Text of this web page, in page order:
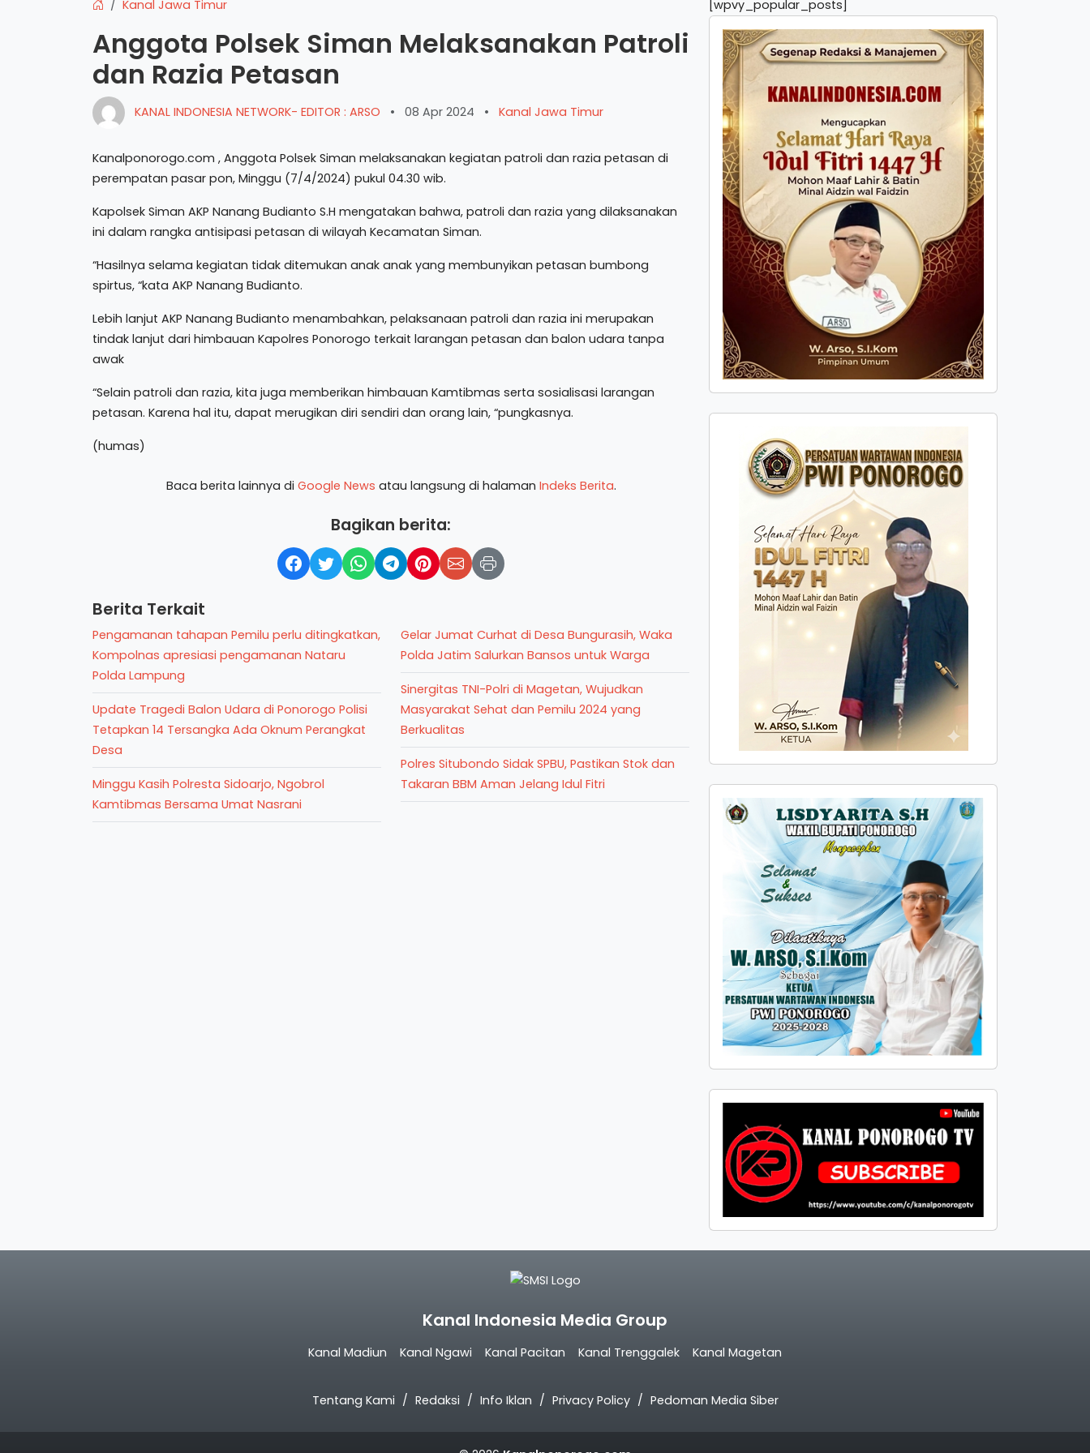
Kanal Jawa Timur
Anggota Polsek Siman Melaksanakan Patroli
dan Razia Petasan
KANAL INDONESIA NETWORK- EDITOR : ARSO • 08 Apr 2024 • Kanal Jawa Timur
Kanalponorogo.com , Anggota Polsek Siman melaksanakan kegiatan patroli dan razia petasan di
perempatan pasar pon, Minggu (7/4/2024) pukul 04.30 wib.
Kapolsek Siman AKP Nanang Budianto S.H mengatakan bahwa, patroli dan razia yang dilaksanakan
ini dalam rangka antisipasi petasan di wilayah Kecamatan Siman.
“Hasilnya selama kegiatan tidak ditemukan anak anak yang membunyikan petasan bumbong
spirtus, “kata AKP Nanang Budianto.
Lebih lanjut AKP Nanang Budianto menambahkan, pelaksanaan patroli dan razia ini merupakan
tindak lanjut dari himbauan Kapolres Ponorogo terkait larangan petasan dan balon udara tanpa
awak
“Selain patroli dan razia, kita juga memberikan himbauan Kamtibmas serta sosialisasi larangan
petasan. Karena hal itu, dapat merugikan diri sendiri dan orang lain, “pungkasnya.
(humas)
Baca berita lainnya di Google News atau langsung di halaman Indeks Berita.
Bagikan berita:
Berita Terkait
Pengamanan tahapan Pemilu perlu ditingkatkan,
Kompolnas apresiasi pengamanan Nataru
Polda Lampung
Update Tragedi Balon Udara di Ponorogo Polisi
Tetapkan 14 Tersangka Ada Oknum Perangkat
Desa
Minggu Kasih Polresta Sidoarjo, Ngobrol
Kamtibmas Bersama Umat Nasrani
Gelar Jumat Curhat di Desa Bungurasih, Waka
Polda Jatim Salurkan Bansos untuk Warga
Sinergitas TNI-Polri di Magetan, Wujudkan
Masyarakat Sehat dan Pemilu 2024 yang
Berkualitas
Polres Situbondo Sidak SPBU, Pastikan Stok dan
Takaran BBM Aman Jelang Idul Fitri
[wpvy_popular_posts]
Kanal Indonesia Media Group
Kanal Madiun Kanal Ngawi Kanal Pacitan Kanal Trenggalek Kanal Magetan
Tentang Kami Redaksi Info Iklan Privacy Policy Pedoman Media Siber